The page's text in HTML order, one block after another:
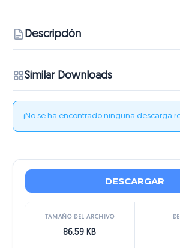
Descripción
Similar Downloads
¡No se ha encontrado ninguna descarga
DESCARGAR
TAMAÑO DEL ARCHIVO
86.59 KB